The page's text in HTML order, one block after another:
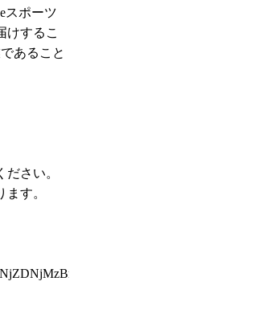
スポーツ
けするこ
あること
さい。
す。